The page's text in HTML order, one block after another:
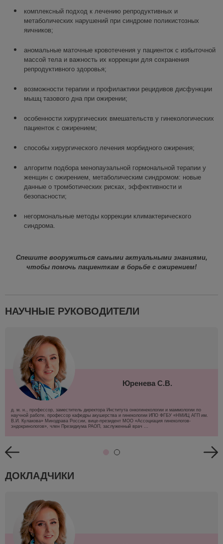
комплексный подход к лечению репродуктивных и
метаболических нарушений при синдроме поликистозных
яичников;
аномальные маточные кровотечения у пациенток с избыточной
массой тела и важность их коррекции для сохранения
репродуктивного здоровья;
возможности терапии и профилактики рецидивов дисфункции
мышц тазового дна при ожирении;
особенности хирургических вмешательств у гинекологических
пациенток с ожирением;
способы хирургического лечения морбидного ожирения;
алгоритм подбора менопаузальной гормональной терапии у
женщин с ожирением, метаболическим синдромом: новые
данные о тромботических рисках, эффективности и
безопасности;
негормональные методы коррекции климактерического
синдрома.
Спешите вооружиться самыми актуальными знаниями,
чтобы помочь пациенткам в борьбе с ожирением!
НАУЧНЫЕ РУКОВОДИТЕЛИ
Юренева С.В.
д. м. н., профессор, заместитель директора Института онкогинекологии и маммологии по
научной работе, профессор кафедры акушерства и гинекологии ИПО ФГБУ «НМИЦ АГП им.
В.И. Кулакова» Минздрава России, вице-президент МОО «Ассоциация гинекологов-
эндокринологов», член Президиума РАОП, заслуженный врач ...
ДОКЛАДЧИКИ